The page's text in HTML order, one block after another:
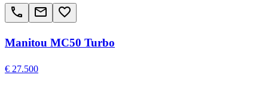
call email favorite_border
Manitou MC50 Turbo
€ 27.500